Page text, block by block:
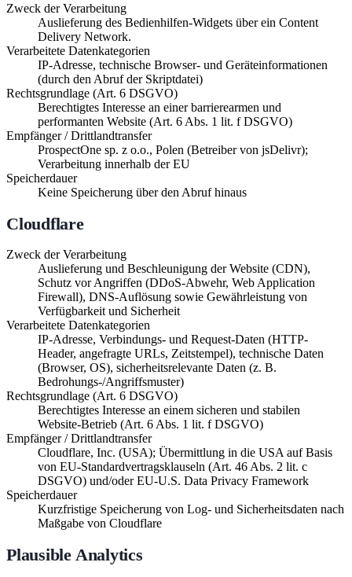
Zweck der Verarbeitung
Auslieferung des Bedienhilfen-Widgets über ein Content
Delivery Network.
Verarbeitete Datenkategorien
IP-Adresse, technische Browser- und Geräteinformationen
(durch den Abruf der Skriptdatei)
Rechtsgrundlage (Art. 6 DSGVO)
Berechtigtes Interesse an einer barrierearmen und
performanten Website (Art. 6 Abs. 1 lit. f DSGVO)
Empfänger / Drittlandtransfer
ProspectOne sp. z o.o., Polen (Betreiber von jsDelivr);
Verarbeitung innerhalb der EU
Speicherdauer
Keine Speicherung über den Abruf hinaus
Cloudflare
Zweck der Verarbeitung
Auslieferung und Beschleunigung der Website (CDN),
Schutz vor Angriffen (DDoS-Abwehr, Web Application
Firewall), DNS-Auflösung sowie Gewährleistung von
Verfügbarkeit und Sicherheit
Verarbeitete Datenkategorien
IP-Adresse, Verbindungs- und Request-Daten (HTTP-
Header, angefragte URLs, Zeitstempel), technische Daten
(Browser, OS), sicherheitsrelevante Daten (z. B.
Bedrohungs-/Angriffsmuster)
Rechtsgrundlage (Art. 6 DSGVO)
Berechtigtes Interesse an einem sicheren und stabilen
Website-Betrieb (Art. 6 Abs. 1 lit. f DSGVO)
Empfänger / Drittlandtransfer
Cloudflare, Inc. (USA); Übermittlung in die USA auf Basis
von EU-Standardvertragsklauseln (Art. 46 Abs. 2 lit. c
DSGVO) und/oder EU-U.S. Data Privacy Framework
Speicherdauer
Kurzfristige Speicherung von Log- und Sicherheitsdaten nach
Maßgabe von Cloudflare
Plausible Analytics